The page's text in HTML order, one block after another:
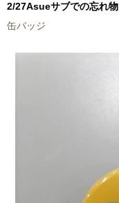
2/27Asueサブでの忘れ物
缶バッジ